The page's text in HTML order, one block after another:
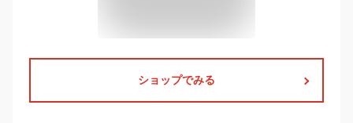
ショップでみる